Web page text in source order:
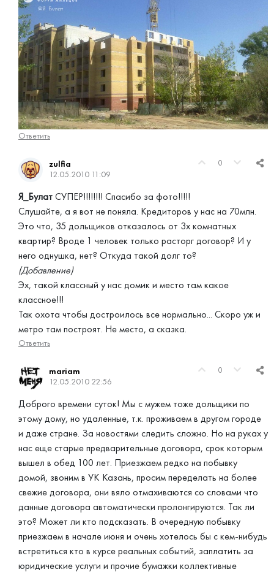
Ответить
0
zulfia
12.05.2010 11:09
Я_Булат СУПЕР!!!!!!!! Спасибо за фото!!!!!
Слушайте, а я вот не поняла. Кредиторов у нас на 70млн.
Это что, 35 дольщиков отказалось от 3х комнатных
квартир? Вроде 1 человек только расторг договор? И у
него однушка, нет? Откуда такой долг то?
(Добавление)
Эх, такой классный у нас домик и место там какое
классное!!!
Так охота чтобы достроилось все нормально... Скоро уж и
метро там построят. Не место, а сказка.
Ответить
0
mariam
12.05.2010 22:56
Доброго времени суток! Мы с мужем тоже дольщики по
этому дому, но удаленные, т.к. проживаем в другом городе
и даже стране. За новостями следить сложно. Но на руках у
нас еще старые предварительные договора, срок которым
вышел в обед 100 лет. Приезжаем редко на побывку
домой, звоним в УК Казань, просим переделать на более
свежие договора, они вяло отмахиваются со словами что
данные договора автоматически пролонгируются. Так ли
это? Может ли кто подсказать. В очередную побывку
приезжаем в начале июня и очень хотелось бы с кем-нибудь
встретиться кто в курсе реальных событий, заплатить за
юридические услуги и прочие бумажки коллективные